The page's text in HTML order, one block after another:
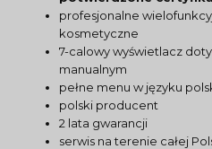
profesjonalne
kosmetyczne
7-calowy wyświetlacz
manualnym
pełne menu w języku
polski producent
2 lata gwarancji
serwis na terenie całej